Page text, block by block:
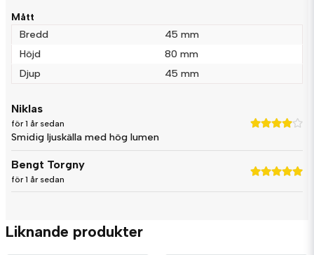
Mått
Bredd
45 mm
Höjd
80 mm
Djup
45 mm
Niklas
för 1 år sedan
Smidig ljuskälla med hög lumen
Bengt Torgny
för 1 år sedan
Liknande produkter